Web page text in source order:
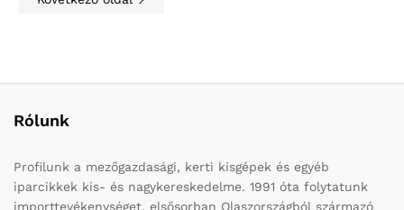
Rólunk
Profilunk a mezőgazdasági, kerti kisgépek és egyéb
iparcikkek kis- és nagykereskedelme. 1991 óta folytatunk
importtevékenységet, elsősorban Olaszországból származó